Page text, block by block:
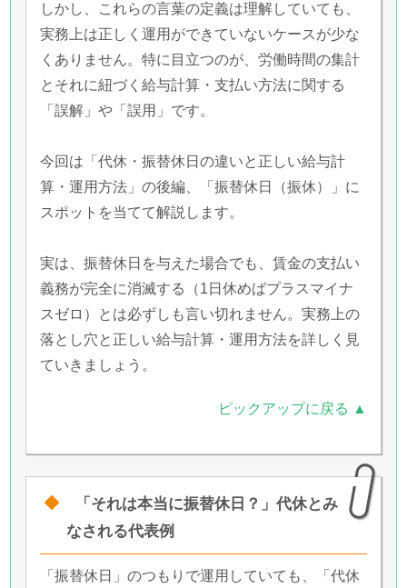
しかし、これらの言葉の定義は理解していても、
実務上は正しく運用ができていないケースが少な
くありません。特に目立つのが、労働時間の集計
とそれに紐づく給与計算・支払い方法に関する
「誤解」や「誤用」です。
今回は「代休・振替休日の違いと正しい給与計
算・運用方法」の後編、「振替休日（振休）」に
スポットを当てて解説します。
実は、振替休日を与えた場合でも、賃金の支払い
義務が完全に消滅する（1日休めばプラスマイナ
スゼロ）とは必ずしも言い切れません。実務上の
落とし穴と正しい給与計算・運用方法を詳しく見
ていきましょう。
ピックアップに戻る ▲
「それは本当に振替休日？」代休とみ
なされる代表例
「振替休日」のつもりで運用していても、「代休